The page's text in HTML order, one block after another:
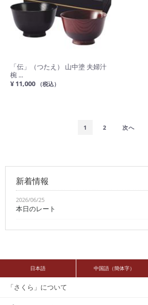
「伝」（つたえ） 山中塗 夫婦汁
椀 ...
¥ 11,000
（税込）
1 2 次へ
新着情報
2026/06/25
本日のレート
日本語 中国語（簡体字）
「さくら」について